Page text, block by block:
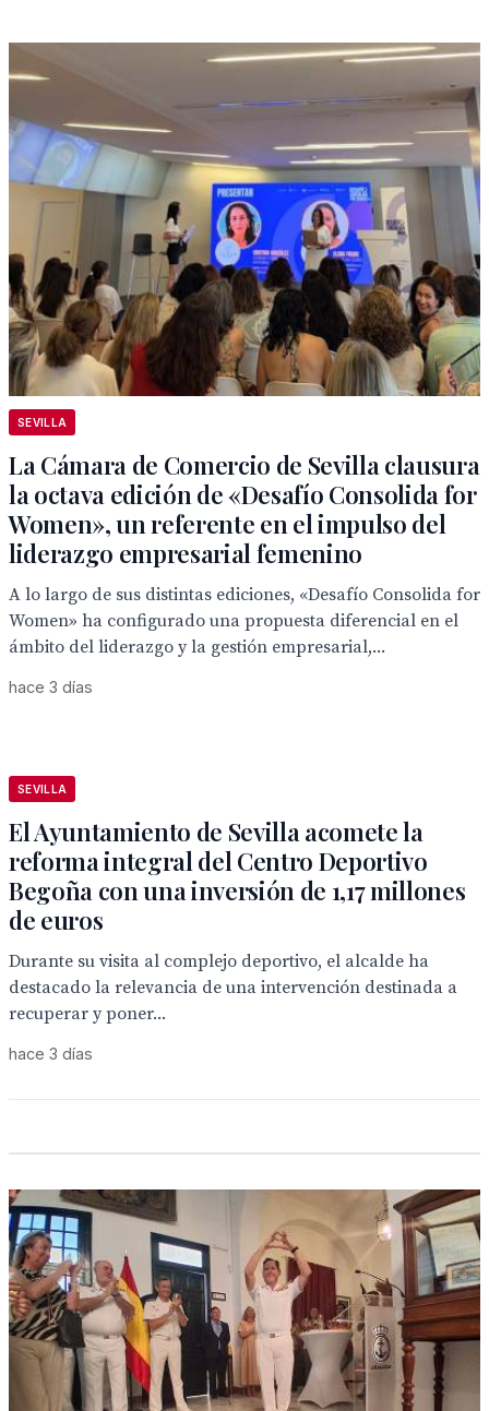
SEVILLA
La Cámara de Comercio de Sevilla clausura
la octava edición de «Desafío Consolida for
Women», un referente en el impulso del
liderazgo empresarial femenino
A lo largo de sus distintas ediciones, «Desafío Consolida for
Women» ha configurado una propuesta diferencial en el
ámbito del liderazgo y la gestión empresarial,...
hace 3 días
SEVILLA
El Ayuntamiento de Sevilla acomete la
reforma integral del Centro Deportivo
Begoña con una inversión de 1,17 millones
de euros
Durante su visita al complejo deportivo, el alcalde ha
destacado la relevancia de una intervención destinada a
recuperar y poner...
hace 3 días